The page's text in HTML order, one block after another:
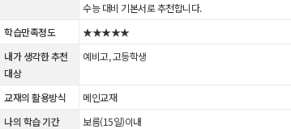
수능 대비 기본서로 추천합니다.
학습만족정도
★★★★★
내가 생각한 추천
대상
예비고, 고등학생
교재의 활용방식
메인교재
나의 학습 기간
보름(15일)이내